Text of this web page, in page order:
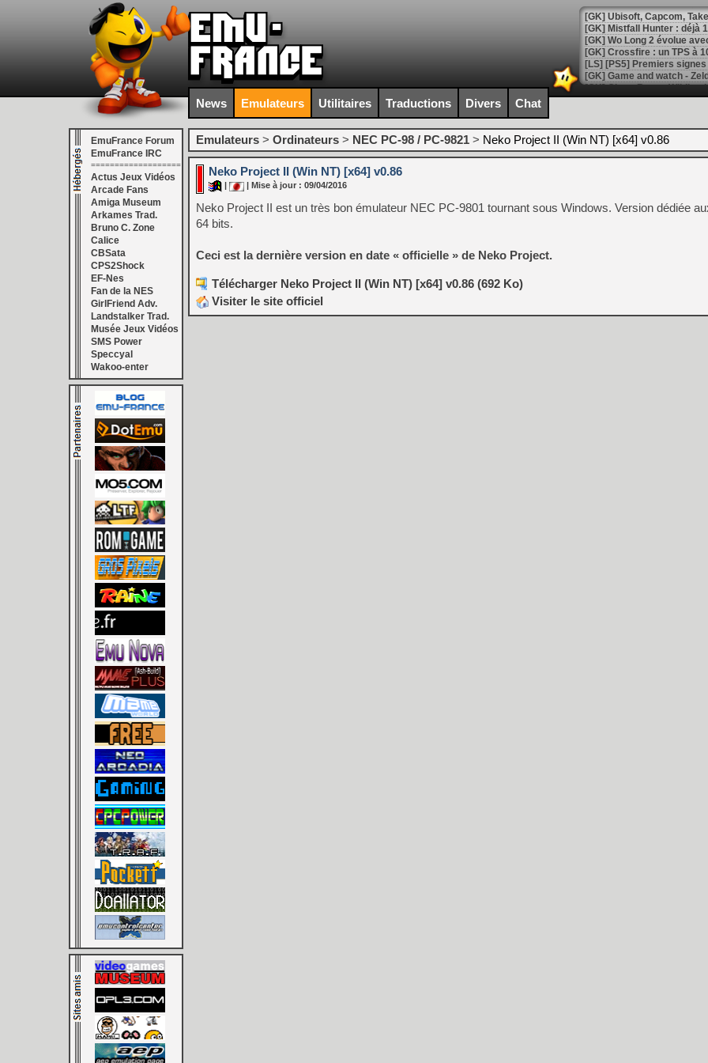
[GK] Mistfall Hunter : déjà
[GK] Wo Long 2 évolue
[GK] Crossfire : un TPS à
[LS] [PS5] Premiers
[Mo5] DOOM arrive en
[GK] Bethesda fête les 30
[GK] Roblox : l'action en
[GK] Agenda - GeForce
[LS] [PS5] ps5-y2jb-
[GK] Pourquoi Marvel
[GK] Test : Restory : Chill
[GK] GTA 6 : Rockstar
[GK] Hot Wheels Infinite
[GK] Mémoire cash -
[GK] Résultats Nintendo :
[GK] Déjà des
[Mo5] Brickboy cherche à
[GK] Minecraft et ses «
[GK] Beast of
[GK] Mémoire cash -
[GK] Dan Houser (GTA)
[GK] Comment EA Sports
[GK] Crimson Moon : un
[GK] Isle of Reveries : le
[GK] Moonlighter 2 : The
[GK] Capcom relance
[Mo5] Deux inédits du
News Emulateurs Utilitaires Traductions Divers Chat
EmuFrance Forum
EmuFrance IRC
===================
Actus Jeux Vidéos
Arcade Fans
Amiga Museum
Arkames Trad.
Bruno C. Zone
Calice
CBSata
CPS2Shock
EF-Nes
Fan de la NES
GirlFriend Adv.
Landstalker Trad.
Musée Jeux Vidéos
SMS Power
Speccyal
Wakoo-enter
Emulateurs > Ordinateurs > NEC PC-98 / PC-9821 > Neko Project II (Win NT) [x64] v0.86
Neko Project II (Win NT) [x64] v0.86
| Mise à jour : 09/04/2016
Neko Project II est un très bon émulateur NEC PC-9801 tournant sous Windows. Version dédiée
64 bits.
Ceci est la dernière version en date « officielle » de Neko Project.
Télécharger Neko Project II (Win NT) [x64] v0.86 (692 Ko)
Visiter le site officiel